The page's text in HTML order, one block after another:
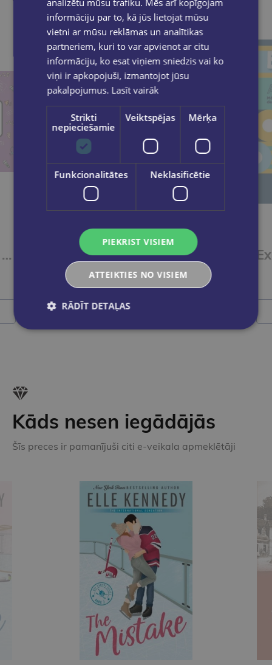
Le francais pour tous / French for everyone. La prononciation du francais (A1/A2) Livre + Audio Le francais pour tous / French for everyone. Le vocabulaire par les jeux (A1/A2) Livre + Audio
€12.50
Ielikt grozā
Kāds nesen iegādājās
Šīs preces ir pamanījuši citi e-veikala apmeklētāji
informāciju par to, kā jūs lietojat mūsu
vietni ar mūsu reklāmas un analītikas
partneriem, kuri to var apvienot ar citu
informāciju, ko esat viņiem sniedzis vai ko
viņi ir apkopojuši, izmantojot jūsu
pakalpojumus. Lasīt vairāk
Strikti
nepieciešamie
Veiktspējas Mērķa
Funkcionalitātes Neklasificētie
PIEKRIST VISIEM
ATTEIKTIES NO VISIEM
RĀDĪT DETAĻAS